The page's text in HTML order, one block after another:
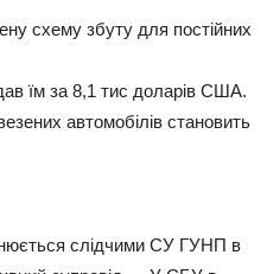
схему збуту для постійних
їм за 8,1 тис доларів США.
автомобілів становить
слідчими СУ ГУНП в